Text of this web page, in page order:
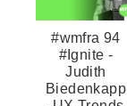
#wmfra 94
#Ignite -
Judith
Biedenkapp